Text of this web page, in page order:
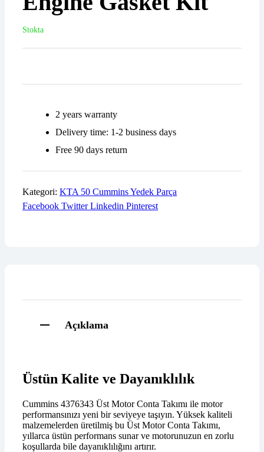
Stokta
2 years warranty
Delivery time: 1-2 business days
Free 90 days return
Kategori: KTA 50 Cummins Yedek Parça
Facebook Twitter Linkedin Pinterest
Açıklama
Üstün Kalite ve Dayanıklılık
Cummins 4376343 Üst Motor Conta Takımı ile motor
performansınızı yeni bir seviyeye taşıyın. Yüksek kaliteli
malzemelerden üretilmiş bu Üst Motor Conta Takımı,
yıllarca üstün performans sunar ve motorunuzun en zorlu
koşullarda bile dayanıklılığını artırır.